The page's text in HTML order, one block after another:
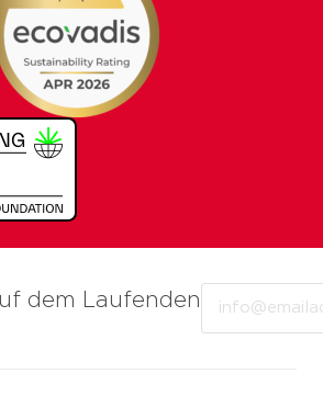
dem Laufenden